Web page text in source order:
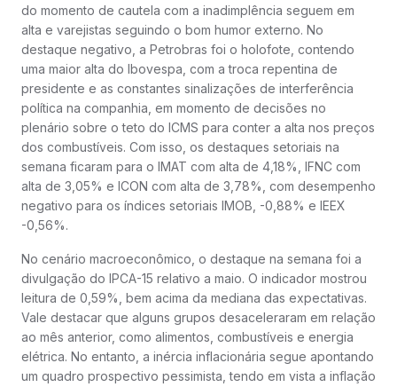
do momento de cautela com a inadimplência seguem em
alta e varejistas seguindo o bom humor externo. No
destaque negativo, a Petrobras foi o holofote, contendo
uma maior alta do Ibovespa, com a troca repentina de
presidente e as constantes sinalizações de interferência
política na companhia, em momento de decisões no
plenário sobre o teto do ICMS para conter a alta nos preços
dos combustíveis. Com isso, os destaques setoriais na
semana ficaram para o IMAT com alta de 4,18%, IFNC com
alta de 3,05% e ICON com alta de 3,78%, com desempenho
negativo para os índices setoriais IMOB, -0,88% e IEEX
-0,56%.
No cenário macroeconômico, o destaque na semana foi a
divulgação do IPCA-15 relativo a maio. O indicador mostrou
leitura de 0,59%, bem acima da mediana das expectativas.
Vale destacar que alguns grupos desaceleraram em relação
ao mês anterior, como alimentos, combustíveis e energia
elétrica. No entanto, a inércia inflacionária segue apontando
um quadro prospectivo pessimista, tendo em vista a inflação